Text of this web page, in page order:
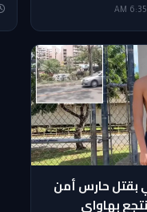
بقتل حارس أمن
بهاواي